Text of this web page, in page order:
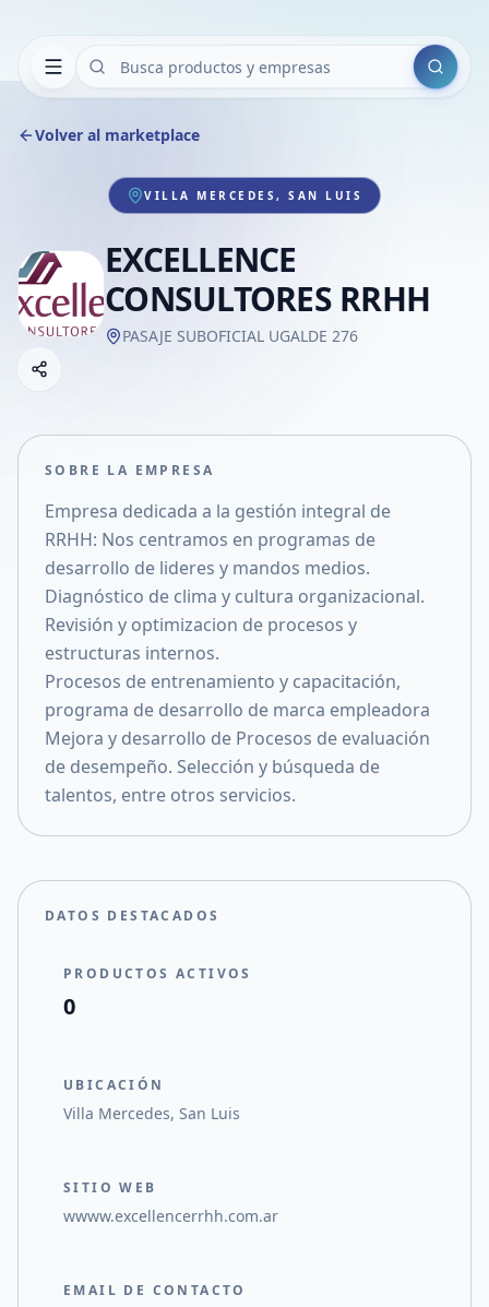
Buscar
Volver al marketplace
VILLA MERCEDES, SAN LUIS
EXCELLENCE
CONSULTORES RRHH
PASAJE SUBOFICIAL UGALDE 276
Compartir empresa
Compartir en X
SOBRE LA EMPRESA
Empresa dedicada a la gestión integral de
RRHH: Nos centramos en programas de
desarrollo de lideres y mandos medios.
Diagnóstico de clima y cultura organizacional.
Revisión y optimizacion de procesos y
estructuras internos.
Procesos de entrenamiento y capacitación,
programa de desarrollo de marca empleadora
Mejora y desarrollo de Procesos de evaluación
de desempeño. Selección y búsqueda de
talentos, entre otros servicios.
DATOS DESTACADOS
PRODUCTOS ACTIVOS
0
UBICACIÓN
Villa Mercedes, San Luis
SITIO WEB
wwww.excellencerrhh.com.ar
EMAIL DE CONTACTO